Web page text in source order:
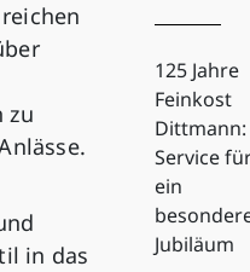
zu
in das
125 Jahre
Feinkost
Dittmann:
Service
ein
Jubiläum